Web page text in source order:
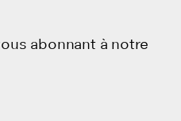
abonnant à notre